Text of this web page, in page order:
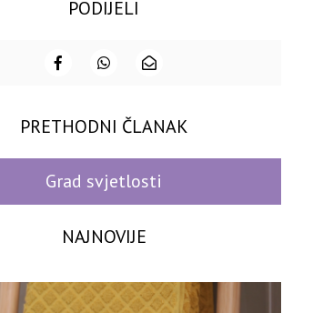
PODIJELI
PRETHODNI ČLANAK
Grad svjetlosti
NAJNOVIJE